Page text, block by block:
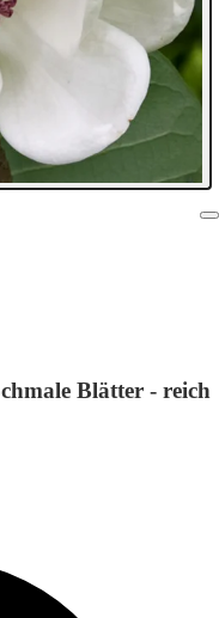
Blätter - reich